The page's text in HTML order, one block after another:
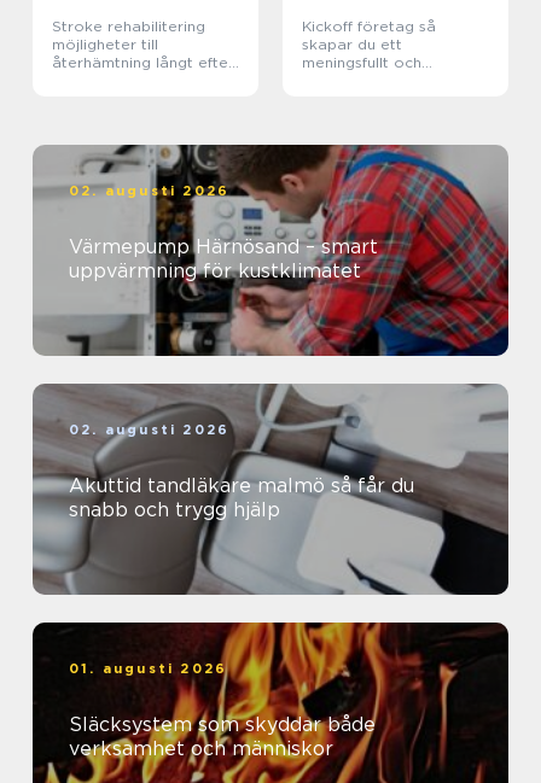
Stroke rehabilitering
möjligheter till
återhämtning långt efter
Kickoff företag så
skapar du ett
meningsfullt och
02. augusti 2026
Värmepump Härnösand – smart
uppvärmning för kustklimatet
02. augusti 2026
Akuttid tandläkare malmö så får du
snabb och trygg hjälp
01. augusti 2026
Släcksystem som skyddar både
verksamhet och människor